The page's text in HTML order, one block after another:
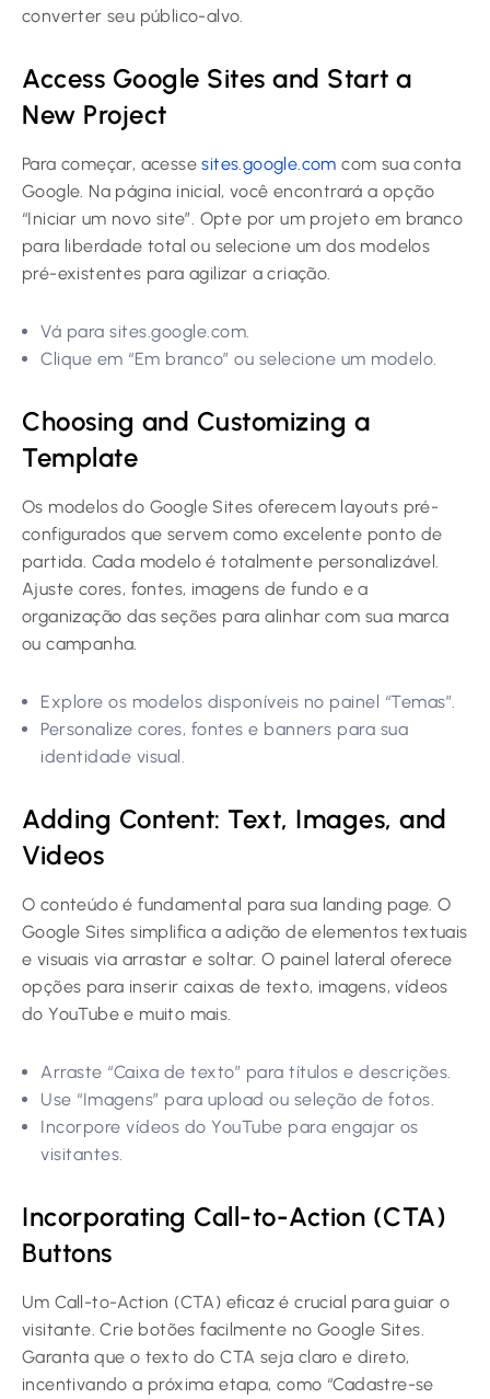
converter seu público-alvo.
Access Google Sites and Start a
New Project
Para começar, acessesites.google.com com sua conta
Google. Na página inicial, você encontrará a opção
“Iniciar um novo site”. Opte por um projeto em branco
para liberdade total ou selecione um dos modelos
pré-existentes para agilizar a criação.
Vá para sites.google.com.
Clique em “Em branco” ou selecione um modelo.
Choosing and Customizing a
Template
Os modelos do Google Sites oferecem layouts pré-
configurados que servem como excelente ponto de
partida. Cada modelo é totalmente personalizável.
Ajuste cores, fontes, imagens de fundo e a
organização das seções para alinhar com sua marca
ou campanha.
Explore os modelos disponíveis no painel “Temas”.
Personalize cores, fontes e banners para sua
identidade visual.
Adding Content: Text, Images, and
Videos
O conteúdo é fundamental para sua landing page. O
Google Sites simplifica a adição de elementos textuais
e visuais via arrastar e soltar. O painel lateral oferece
opções para inserir caixas de texto, imagens, vídeos
do YouTube e muito mais.
Arraste “Caixa de texto” para títulos e descrições.
Use “Imagens” para upload ou seleção de fotos.
Incorpore vídeos do YouTube para engajar os
visitantes.
Incorporating Call-to-Action (CTA)
Buttons
Um Call-to-Action (CTA) eficaz é crucial para guiar o
visitante. Crie botões facilmente no Google Sites.
Garanta que o texto do CTA seja claro e direto,
incentivando a próxima etapa, como “Cadastre-se